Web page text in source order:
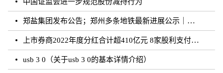
郑盐集团发布公告；郑州多条地铁最新进展公示｜河南你早
上市券商2022年度分红合计超410亿元 8家股利支付率超50%
usb 3 0（关于usb 3 0的基本详情介绍）